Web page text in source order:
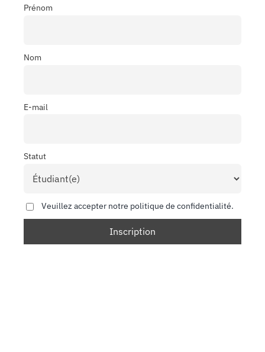
Prénom
Nom
E-mail
Statut
Veuillez accepter notre politique de confidentialité.